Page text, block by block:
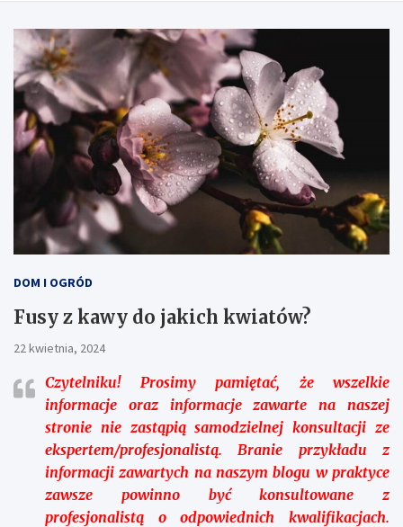
DOM I OGRÓD
Fusy z kawy do jakich kwiatów?
22 kwietnia, 2024
Czytelniku!Prosimy pamiętać, że wszelkie
informacje oraz informacje zawarte na naszej
stronie nie zastąpią samodzielnej konsultacji ze
ekspertem/profesjonalistą. Branie przykładu z
informacji zawartych na naszym blogu w praktyce
zawsze powinno być konsultowane z
profesjonalistą o odpowiednich kwalifikacjach.